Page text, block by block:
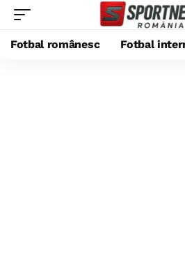
Fotbal românesc Fotbal